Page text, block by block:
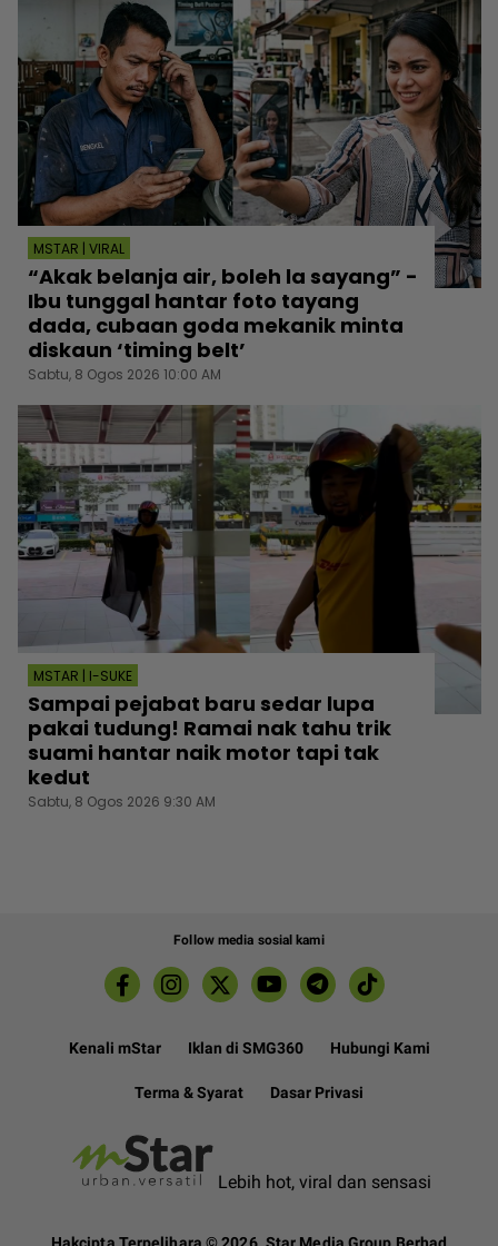
MSTAR | VIRAL
“Akak belanja air, boleh la sayang” -
Ibu tunggal hantar foto tayang
dada, cubaan goda mekanik minta
diskaun ‘timing belt’
Sabtu, 8 Ogos 2026 10:00 AM
MSTAR | I-SUKE
Sampai pejabat baru sedar lupa
pakai tudung! Ramai nak tahu trik
suami hantar naik motor tapi tak
kedut
Sabtu, 8 Ogos 2026 9:30 AM
Follow media sosial kami
Kenali mStar Iklan di SMG360 Hubungi Kami
Terma & Syarat Dasar Privasi
Lebih hot, viral dan sensasi